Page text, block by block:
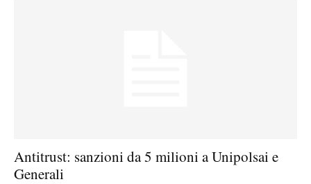
Antitrust: sanzioni da 5 milioni a Unipolsai e
Generali